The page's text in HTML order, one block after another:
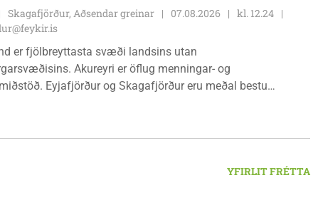
kl. 09:00 - 12:00 og 13:00 - 15:00, frá og með
17. ágúst 2026.
Skagafjörður, Aðsendar greinar 07.08.2026
kl. 12.24
er fjölbreyttasta svæði landsins utan
Akureyri er öflug menningar- og
Eyjafjörður og Skagafjörður eru meðal bestu
og nýsköpun.
YFIRLIT FRÉTTA